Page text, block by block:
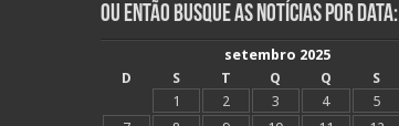
Ou Então Busque as Notícias Por Data:
setembro 2025
D
S T Q Q S
1
2 3 4 5